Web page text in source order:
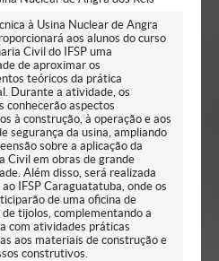
à Usina Nuclear de Angra
aos alunos do curso
Civil do IFSP uma
de aproximar os
teóricos da prática
Durante a atividade, os
conhecerão aspectos
à construção, à operação e aos
segurança da usina, ampliando
sobre a aplicação da
Civil em obras de grande
Além disso, será realizada
IFSP Caraguatatuba, onde os
de uma oficina de
tijolos, complementando a
com atividades práticas
aos materiais de construção e
construtivos.